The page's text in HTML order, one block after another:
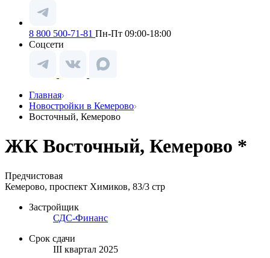
8 800 500-71-81 Пн-Пт 09:00-18:00
Соцсети
Главная
Новостройки в Кемерово
Восточный, Кемерово
ЖК Восточный, Кемерово *
Предчистовая
Кемерово, проспект Химиков, 83/3 стр
Застройщик
СДС-Финанс
Срок сдачи
III квартал 2025